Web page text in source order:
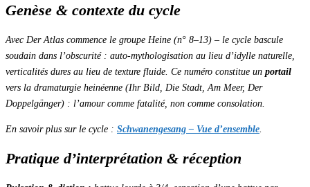
Genèse & contexte du cycle
Avec Der Atlas commence le groupe Heine (n° 8–13) – le cycle bascule
soudain dans l’obscurité : auto-mythologisation au lieu d’idylle naturelle,
verticalités dures au lieu de texture fluide. Ce numéro constitue un portail
vers la dramaturgie heinéenne (Ihr Bild Die Stadt Am Meer, Der
Doppelgänger) : l’amour comme fatalité, non comme consolation.
En savoir plus sur le cycle : Schwanengesang – Vue d’ensemble
Pratique d’interprétation & réception